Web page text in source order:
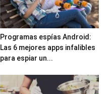
Programas espías Android:
Las 6 mejores apps infalibles
para espiar un...